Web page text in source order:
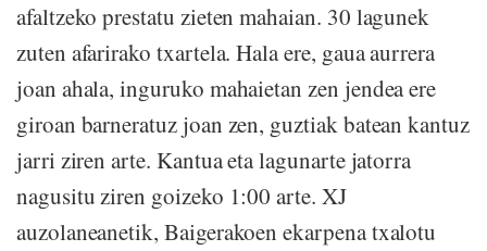
afaltzeko prestatu zieten mahaian. 30 lagunek
zuten afarirako txartela. Hala ere, gaua aurrera
joan ahala, inguruko mahaietan zen jendea ere
giroan barneratuz joan zen, guztiak batean kantuz
jarri ziren arte. Kantua eta lagunarte jatorra
nagusitu ziren goizeko 1:00 arte. XJ
auzolaneanetik, Baigerakoen ekarpena txalotu